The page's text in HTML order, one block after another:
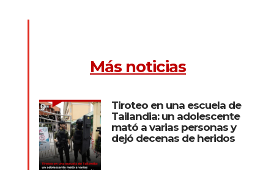
Más noticias
Tiroteo en una escuela de
Tailandia: un adolescente
mató a varias personas y
dejó decenas de heridos